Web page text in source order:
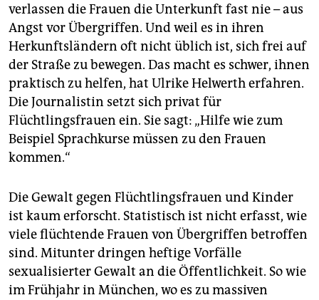
verlassen die Frauen die Unterkunft fast nie – aus
Angst vor Übergriffen. Und weil es in ihren
Herkunftsländern oft nicht üblich ist, sich frei auf
der Straße zu bewegen. Das macht es schwer, ihnen
praktisch zu helfen, hat Ulrike Helwerth erfahren.
Die Journalistin setzt sich privat für
Flüchtlingsfrauen ein. Sie sagt: „Hilfe wie zum
Beispiel Sprachkurse müssen zu den Frauen
kommen.“
Die Gewalt gegen Flüchtlingsfrauen und Kinder
ist kaum erforscht. Statistisch ist nicht erfasst, wie
viele flüchtende Frauen von Übergriffen betroffen
sind. Mitunter dringen heftige Vorfälle
sexualisierter Gewalt an die Öffentlichkeit. So wie
im Frühjahr in München, wo es zu massiven